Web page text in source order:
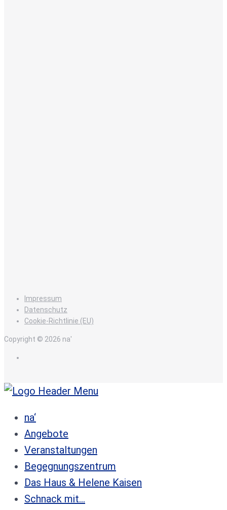
Impressum
Datenschutz
Cookie-Richtlinie (EU)
Copyright © 2026 na'
na‘
Angebote
Veranstaltungen
Begegnungszentrum
Das Haus & Helene Kaisen
Schnack mit…